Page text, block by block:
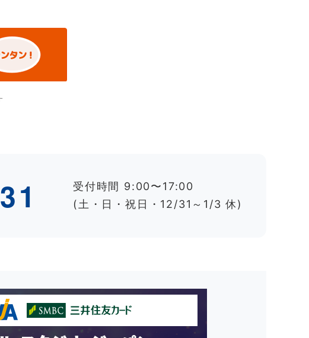
受付時間 9:00〜17:00
(土・日・祝日・12/31～1/3 休)